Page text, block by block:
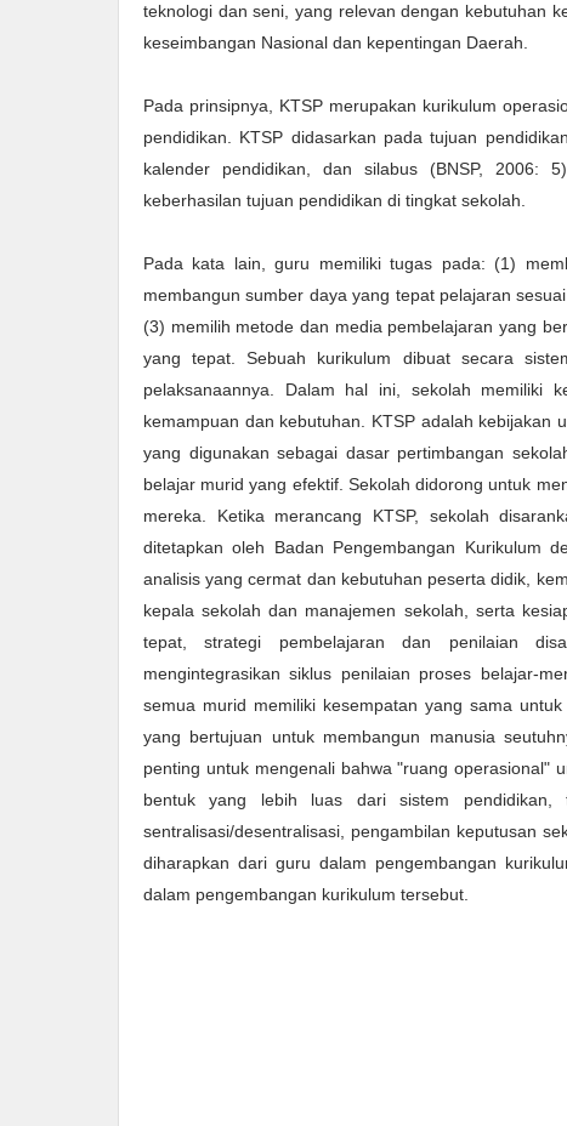
teknologi dan seni, yang relevan dengan kebutuhan
keseimbangan Nasional dan kepentingan Daerah.
Pada prinsipnya, KTSP merupakan kurikulum
pendidikan. KTSP didasarkan pada tujuan
kalender pendidikan, dan silabus (BNSP, 2006:
keberhasilan tujuan pendidikan di tingkat sekolah.
Pada kata lain, guru memiliki tugas pada: (1)
membangun sumber daya yang tepat pelajaran
(3) memilih metode dan media pembelajaran yang
yang tepat. Sebuah kurikulum dibuat secara
pelaksanaannya. Dalam hal ini, sekolah memiliki
kemampuan dan kebutuhan. KTSP adalah
yang digunakan sebagai dasar pertimbangan
belajar murid yang efektif. Sekolah didorong untuk
mereka. Ketika merancang KTSP, sekolah
ditetapkan oleh Badan Pengembangan Kurikulum
analisis yang cermat dan kebutuhan peserta didik,
kepala sekolah dan manajemen sekolah, serta
tepat, strategi pembelajaran dan penilaian
mengintegrasikan siklus penilaian proses belajar-
semua murid memiliki kesempatan yang sama
yang bertujuan untuk membangun manusia
penting untuk mengenali bahwa "ruang operasional"
bentuk yang lebih luas dari sistem pendidikan,
sentralisasi/desentralisasi, pengambilan keputusan
diharapkan dari guru dalam pengembangan
dalam pengembangan kurikulum tersebut.